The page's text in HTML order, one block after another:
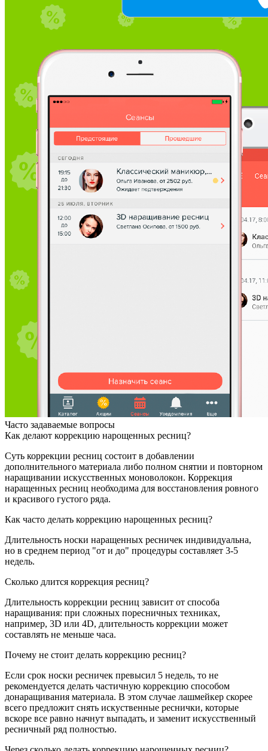
Часто задаваемые вопросы
Как делают коррекцию нарощенных ресниц?
Суть коррекции ресниц состоит в добавлении
дополнительного материала либо полном снятии и повторном
наращивании искусственных моноволокон. Коррекция
наращенных ресниц необходима для восстановления ровного
и красивого густого ряда.
Как часто делать коррекцию нарощенных ресниц?
Длительность носки наращенных ресничек индивидуальна,
но в среднем период "от и до" процедуры составляет 3-5
недель.
Сколько длится коррекция ресниц?
Длительность коррекции ресниц зависит от способа
наращивания: при сложных поресничных техниках,
например, 3D или 4D, длительность коррекции может
составлять не меньше часа.
Почему не стоит делать коррекцию ресниц?
Если срок носки ресничек превысил 5 недель, то не
рекомендуется делать частичную коррекцию способом
донаращивания материала. В этом случае лашмейкер скорее
всего предложит снять искуственные реснички, которые
вскоре все равно начнут выпадать, и заменит искусственный
ресничный ряд полностью.